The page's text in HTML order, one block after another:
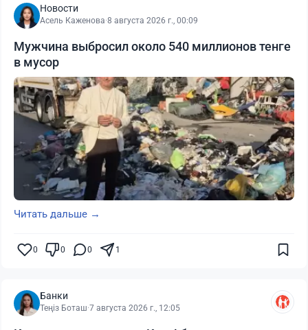
Новости
Асель Каженова·8 августа 2026 г., 00:09
Мужчина выбросил около 540 миллионов тенге
в мусор
Читать дальше →
0 0 0 1
Банки
Теңіз Боташ·7 августа 2026 г., 12:05